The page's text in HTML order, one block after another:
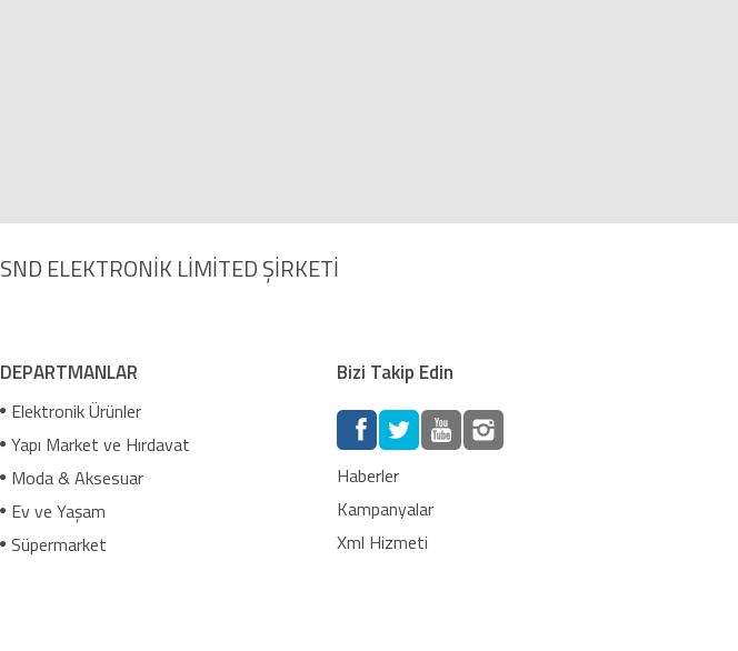
SND ELEKTRONİK LİMİTED ŞİRKETİ
DEPARTMANLAR
Elektronik Ürünler
Yapı Market ve Hırdavat
Moda & Aksesuar
Ev ve Yaşam
Süpermarket
Bizi Takip Edin
Haberler
Kampanyalar
Xml Hizmeti